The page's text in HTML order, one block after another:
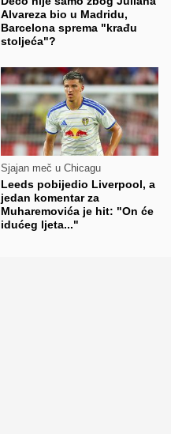
Alvareza bio u Madridu,
Barcelona sprema "krađu
stoljeća"?
Sjajan meč u Chicagu
Leeds pobijedio Liverpool, a
jedan komentar za
Muharemovića je hit: "On će
idućeg ljeta..."